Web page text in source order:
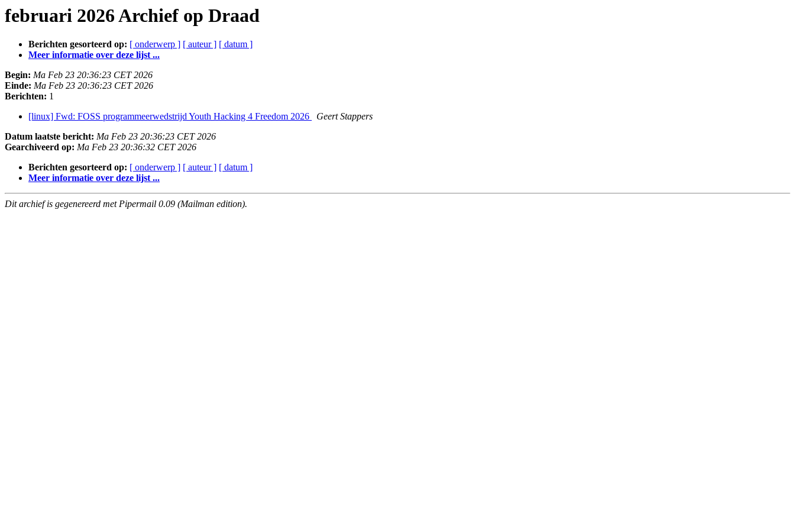
februari 2026 Archief op Draad
Berichten gesorteerd op: [ onderwerp ] [ auteur ] [ datum ]
Meer informatie over deze lijst ...
Begin: Ma Feb 23 20:36:23 CET 2026
Einde: Ma Feb 23 20:36:23 CET 2026
Berichten: 1
[linux] Fwd: FOSS programmeerwedstrijd Youth Hacking 4 Freedom 2026
Geert Stappers
Datum laatste bericht: Ma Feb 23 20:36:23 CET 2026
Gearchiveerd op: Ma Feb 23 20:36:32 CET 2026
Berichten gesorteerd op: [ onderwerp ] [ auteur ] [ datum ]
Meer informatie over deze lijst ...
Dit archief is gegenereerd met Pipermail 0.09 (Mailman edition).